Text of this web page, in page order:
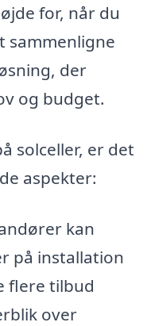
for, når du
sammenligne
der
og budget.
solceller, er det
aspekter:
kan
på installation
flere tilbud
over